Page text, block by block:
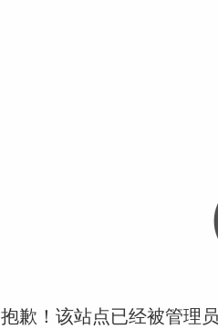
抱歉！该站点已经被管理